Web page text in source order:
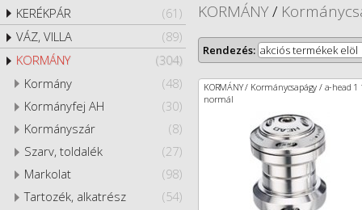
(61)
KERÉKPÁR
(89)
VÁZ, VILLA
(304)
KORMÁNY
(48)
Kormány
(30)
Kormányfej AH
(8)
Kormányszár
(27)
Szarv, toldalék
(98)
Markolat
(54)
Tartozék, alkatrész
KORMÁNY/
Rendezés: akciós termékek elöl
KORMÁNY / Kormánycsapágy / a-head 1
normál